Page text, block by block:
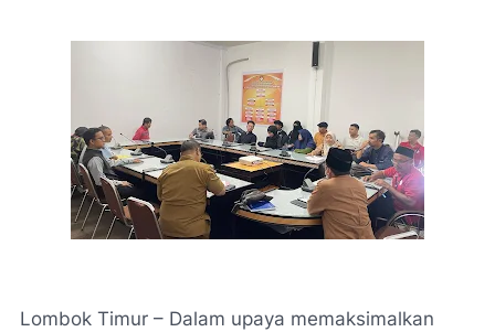
Lombok Timur – Dalam upaya memaksimalkan